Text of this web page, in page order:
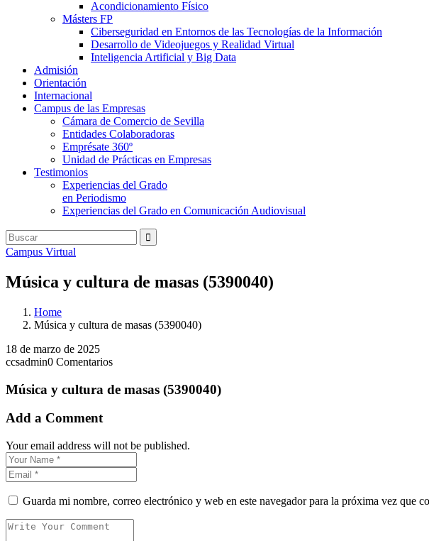
Acondicionamiento Físico
Másters FP
Ciberseguridad en Entornos de las Tecnologías de la Información
Desarrollo de Videojuegos y Realidad Virtual
Inteligencia Artificial y Big Data
Admisión
Orientación
Internacional
Campus de las Empresas
Cámara de Comercio de Sevilla
Entidades Colaboradoras
Emprésate 360º
Unidad de Prácticas en Empresas
Testimonios
Experiencias del Grado
en Periodismo
Experiencias del Grado en Comunicación Audiovisual
Campus Virtual
Música y cultura de masas (5390040)
Home
Música y cultura de masas (5390040)
18 de marzo de 2025
ccsadmin0 Comentarios
Música y cultura de masas (5390040)
Add a Comment
Your email address will not be published.
Guarda mi nombre, correo electrónico y web en este navegador para la próxima vez que